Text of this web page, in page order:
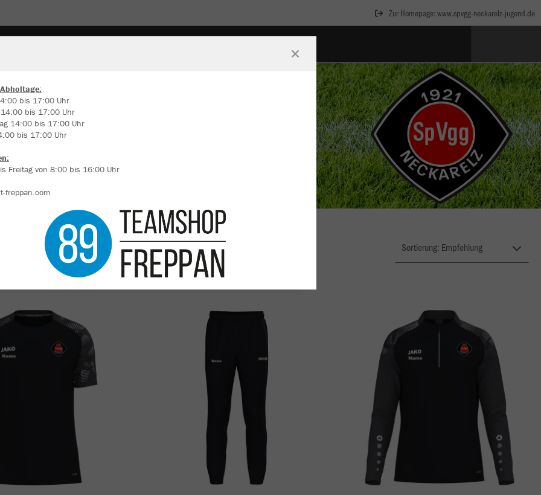
Zur Homepage: www.spvgg-neckarelz-jugend.de
Farbe
bis 17:00 Uhr
bis 17:00 Uhr
14:00 bis 17:00 Uhr
bis 17:00 Uhr
Freitag von 8:00 bis 16:00 Uhr
freppan.com
verwenden Cookies
die Analyse der Besucherdaten können wir dir personalisierte Inhalte
und unsere Website verbessern. Weitere Informationen zu den
Alle akzeptieren
mehr Infos
Datenschutz Impressum